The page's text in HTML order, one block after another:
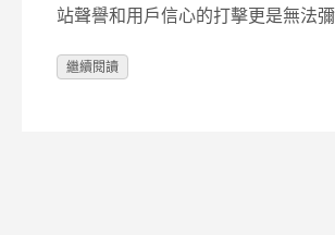
站聲譽和用戶信心的打擊更是無法
繼續閱讀